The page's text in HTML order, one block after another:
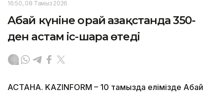
16:50, 08 Тамыз 2026
Абай күніне орай Қазақстанда 350-
ден астам іс-шара өтеді
АСТАНА. KAZINFORM – 10 тамызда елімізде Абай